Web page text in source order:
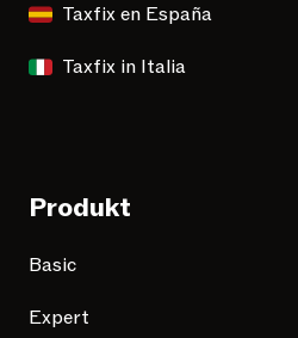
Taxfix en España
Taxfix in Italia
Produkt
Basic
Expert